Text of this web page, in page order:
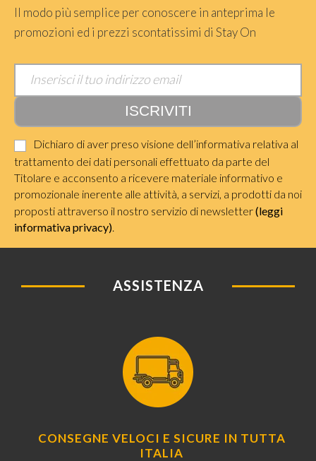
Il modo più semplice per conoscere in anteprima le
promozioni ed i prezzi scontatissimi di Stay On
Dichiaro di aver preso visione dell’informativa relativa al
trattamento dei dati personali effettuato da parte del
Titolare e acconsento a ricevere materiale informativo e
promozionale inerente alle attività, a servizi, a prodotti da noi
proposti attraverso il nostro servizio di newsletter(leggi
informativa privacy).
ASSISTENZA
CONSEGNE VELOCI E SICURE IN TUTTA
ITALIA